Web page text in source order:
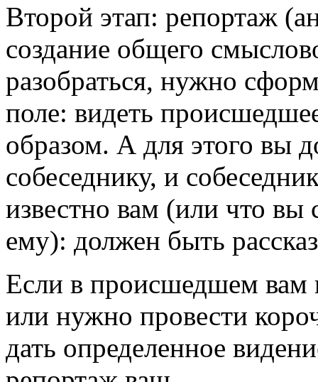
Второй этап: репортаж
создание общего
разобраться, нужно
поле: видеть
образом. А для этого вы
собеседнику, и
известно вам (или что
ему): должен быть
Если в происшедшем вам
или нужно провести
дать определенное